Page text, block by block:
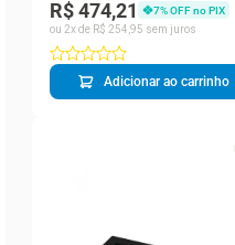
MDP 60CM Off White
R$ 474,21 7% OFF no PIX
ou 2x de R$ 254 95 sem juros
Adicionar ao carrinho